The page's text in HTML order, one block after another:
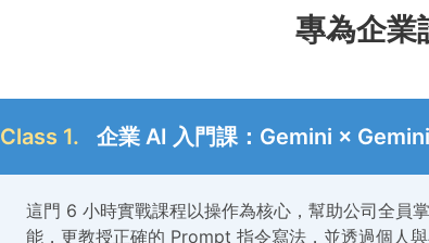
專為企業
Class 1. 企業 AI 入門課：Gemini ×
這門 6 小時實戰課程以操作為核心，幫助公司全員
能，更教授正確的 Prompt 指令寫法，並透過個人